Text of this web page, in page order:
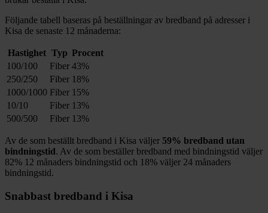
Följande tabell baseras på beställningar av bredband på adresser i
Kisa de senaste 12 månaderna:
Hastighet Typ Procent
100/100
Fiber 43%
250/250
Fiber 18%
1000/1000 Fiber 15%
10/10
Fiber 13%
500/500
Fiber 13%
Av de som beställt bredband i Kisa väljer 59% bredband utan
bindningstid. Av de som beställer bredband med bindningstid väljer
82% 12 månaders bindningstid och 18% väljer 24 månaders
bindningstid.
Snabbast bredband i Kisa